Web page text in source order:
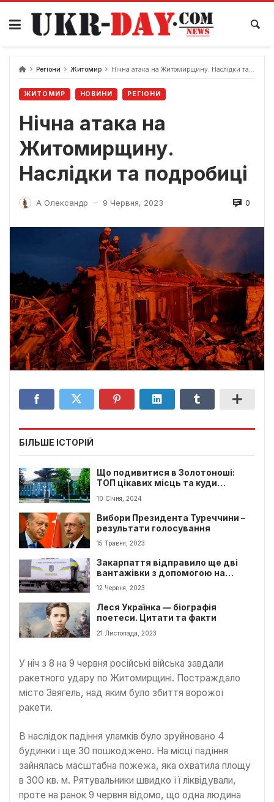
Перейти
вмісту
Регіони Житомир Нічна атака на Житомирщину. Наслідки та подробиці
ЖИТОМИР НОВИНИ РЕГІОНИ
Нічна атака на
Житомирщину.
Наслідки та подробиці
А Олександр — 9 Червня, 2023 0
БІЛЬШЕ ІСТОРІЙ
Що подивитися в Золотоноші:
ТОП цікавих місць та куди
сходити туристу
10 Січня, 2024
Вибори Президента Туреччини –
результати голосування
15 Травня, 2023
Закарпаття відправило ще дві
вантажівки з допомогою на
Херсонщину
12 Червня, 2023
Леся Українка — біографія
поетеси. Цитати та факти
21 Листопада, 2023
У ніч з 8 на 9 червня російські війська завдали
ракетного удару по Житомирщині. Постраждало
місто Звягель, над яким було збиття ворожої
ракети.
В наслідок падіння уламків було зруйновано 4
будинки і ще 30 пошкоджено. На місці падіння
зайнялась масштабна пожежа, яка охватила площу
в 300 кв. м. Рятувальники швидко її ліквідували,
проте на ранок 9 червня відомо, що одна людина